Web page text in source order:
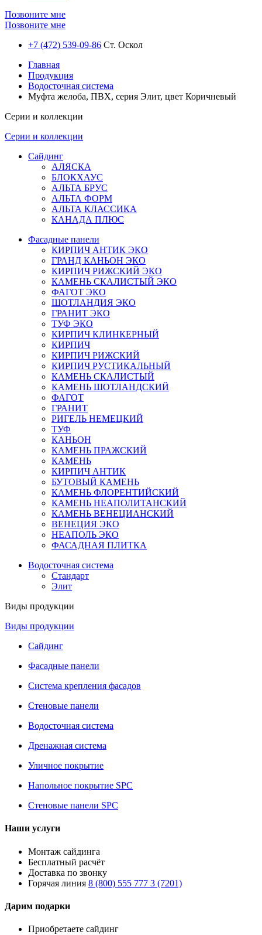
Позвоните мне
Позвоните мне
+7 (472) 539-09-86 Ст. Оскол
Главная
Продукция
Водосточная система
Муфта желоба, ПВХ, серия Элит, цвет Коричневый
Серии и коллекции
Серии и коллекции
Сайдинг
АЛЯСКА
БЛОКХАУС
АЛЬТА БРУС
АЛЬТА ФОРМ
АЛЬТА КЛАССИКА
КАНАДА ПЛЮС
Фасадные панели
КИРПИЧ АНТИК ЭКО
ГРАНД КАНЬОН ЭКО
КИРПИЧ РИЖСКИЙ ЭКО
КАМЕНЬ СКАЛИСТЫЙ ЭКО
ФАГОТ ЭКО
ШОТЛАНДИЯ ЭКО
ГРАНИТ ЭКО
ТУФ ЭКО
КИРПИЧ КЛИНКЕРНЫЙ
КИРПИЧ
КИРПИЧ РИЖСКИЙ
КИРПИЧ РУСТИКАЛЬНЫЙ
КАМЕНЬ СКАЛИСТЫЙ
КАМЕНЬ ШОТЛАНДСКИЙ
ФАГОТ
ГРАНИТ
РИГЕЛЬ НЕМЕЦКИЙ
ТУФ
КАНЬОН
КАМЕНЬ ПРАЖСКИЙ
КАМЕНЬ
КИРПИЧ АНТИК
БУТОВЫЙ КАМЕНЬ
КАМЕНЬ ФЛОРЕНТИЙСКИЙ
КАМЕНЬ НЕАПОЛИТАНСКИЙ
КАМЕНЬ ВЕНЕЦИАНСКИЙ
ВЕНЕЦИЯ ЭКО
НЕАПОЛЬ ЭКО
ФАСАДНАЯ ПЛИТКА
Водосточная система
Стандарт
Элит
Виды продукции
Виды продукции
Сайдинг
Фасадные панели
Система крепления фасадов
Стеновые панели
Водосточная система
Дренажная система
Уличное покрытие
Напольное покрытие SPC
Стеновые панели SPC
Наши услуги
Монтаж сайдинга
Бесплатный расчёт
Доставка по звонку
Горячая линия 8 (800) 555 777 3 (7201)
Дарим подарки
Приобретаете сайдинг